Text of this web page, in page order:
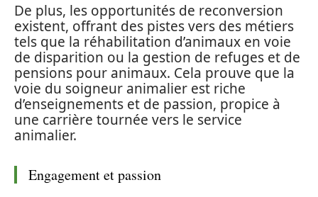
De plus, les opportunités de reconversion
existent, offrant des pistes vers des métiers
tels que la réhabilitation d’animaux en voie
de disparition ou la gestion de refuges et de
pensions pour animaux. Cela prouve que la
voie du soigneur animalier est riche
d’enseignements et de passion, propice à
une carrière tournée vers le service
animalier.
Engagement et passion